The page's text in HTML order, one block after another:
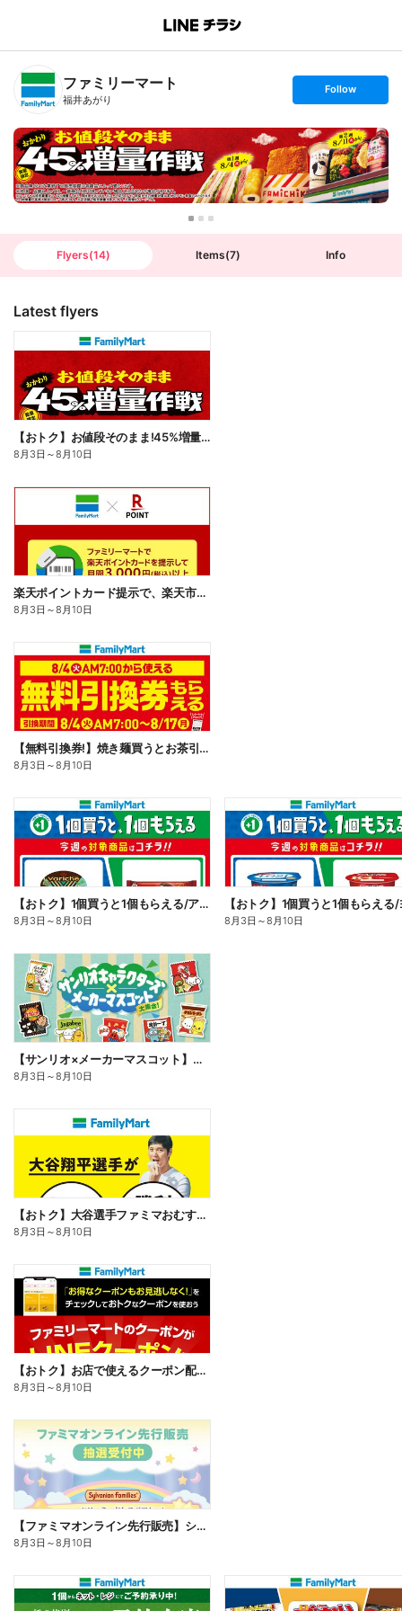
B
n
T
ファミリーマート
福井あがり
s
t
o
l
l
o
w
Follow
Flyers(14) Items(7) Info
Latest flyers
【おトク】お値段そのまま!45%増量作戦!
8月3日 ～8月10日
楽天ポイントカード提示で、楽天市場でのお買い物がおトクに!
8月3日 ～8月10日
【無料引換券!】焼き麺買うとお茶引換券貰える!
8月3日 ～8月10日
【おトク】1個買うと1個もらえる/アイス
8月3日 ～8月10日 8月3日 ～8月10日
【サンリオ×メーカーマスコット】オリジナルグッズ貰える!
8月3日 ～8月10日
【おトク】大谷選手ファミマおむすび割
8月3日 ～8月10日
【おトク】お店で使えるクーポン配信中
8月3日 ～8月10日
【ファミマオンライン先行販売】シルバニアファミリー
8月3日 ～8月10日